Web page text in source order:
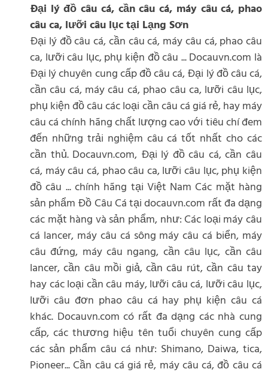
Đại lý đồ câu cá, cần câu cá, máy câu cá, phao
câu ca, lưỡi câu lục tại Lạng Sơn
Đại lý đồ câu cá, cần câu cá, máy câu cá, phao câu
ca, lưỡi câu lục, phụ kiện đồ câu ... Docauvn.com là
Đại lý chuyên cung cấp đồ câu cá, Đại lý đồ câu cá,
cần câu cá, máy câu cá, phao câu ca, lưỡi câu lục,
phụ kiện đồ câu các loại cần câu cá giá rẻ, hay máy
câu cá chính hãng chất lượng cao với tiêu chí đem
đến những trải nghiệm câu cá tốt nhất cho các
cần thủ. Docauvn.com, Đại lý đồ câu cá, cần câu
cá, máy câu cá, phao câu ca, lưỡi câu lục, phụ kiện
đồ câu ... chính hãng tại Việt Nam Các mặt hàng
sản phẩm Đồ Câu Cá tại docauvn.com rất đa dạng
các mặt hàng và sản phẩm, như: Các loại máy câu
cá lancer, máy câu cá sông máy câu cá biển, máy
câu đứng, máy câu ngang, cần câu lục, cần câu
lancer, cần câu mồi giả, cần câu rút, cần câu tay
hay các loại cần câu máy, lưỡi câu cá, lưỡi câu lục,
lưỡi câu đơn phao câu cá hay phụ kiện câu cá
khác. Docauvn.com có rất đa dạng các nhà cung
cấp, các thương hiệu tên tuổi chuyên cung cấp
các sản phẩm câu cá như: Shimano, Daiwa, tica,
Pioneer... Cần câu cá giá rẻ, máy câu cá, đồ câu cá